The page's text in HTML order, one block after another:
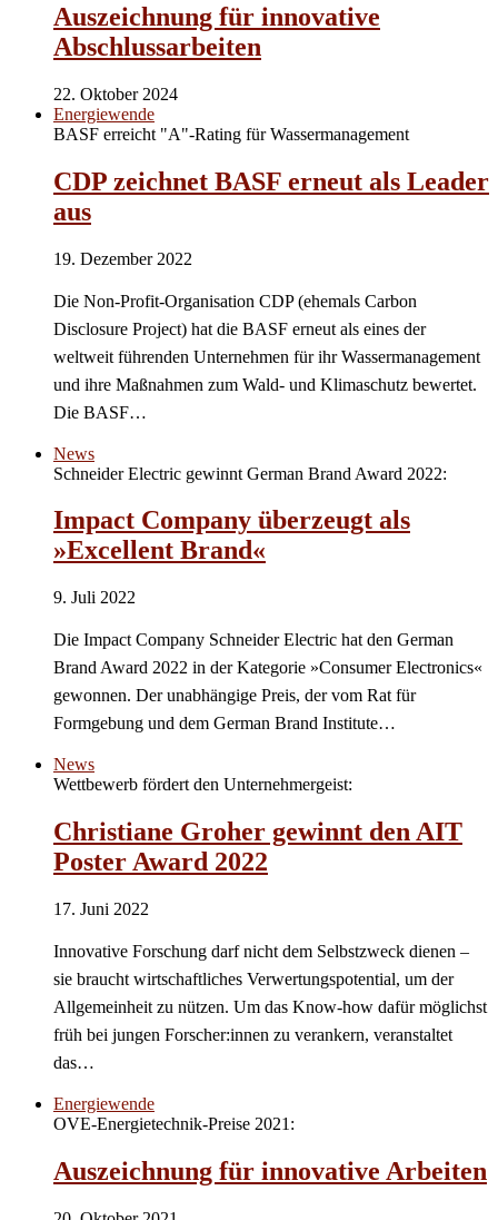
Auszeichnung für innovative
Abschlussarbeiten
22. Oktober 2024
Energiewende
BASF erreicht "A"-Rating für Wassermanagement
CDP zeichnet BASF erneut als Leader
aus
19. Dezember 2022
Die Non-Profit-Organisation CDP (ehemals Carbon
Disclosure Project) hat die BASF erneut als eines der
weltweit führenden Unternehmen für ihr Wassermanagement
und ihre Maßnahmen zum Wald- und Klimaschutz bewertet.
Die BASF…
News
Schneider Electric gewinnt German Brand Award 2022:
Impact Company überzeugt als
»Excellent Brand«
9. Juli 2022
Die Impact Company Schneider Electric hat den German
Brand Award 2022 in der Kategorie »Consumer Electronics«
gewonnen. Der unabhängige Preis, der vom Rat für
Formgebung und dem German Brand Institute…
News
Wettbewerb fördert den Unternehmergeist:
Christiane Groher gewinnt den AIT
Poster Award 2022
17. Juni 2022
Innovative Forschung darf nicht dem Selbstzweck dienen –
sie braucht wirtschaftliches Verwertungspotential, um der
Allgemeinheit zu nützen. Um das Know-how dafür möglichst
früh bei jungen Forscher:innen zu verankern, veranstaltet
das…
Energiewende
OVE-Energietechnik-Preise 2021:
Auszeichnung für innovative Arbeiten